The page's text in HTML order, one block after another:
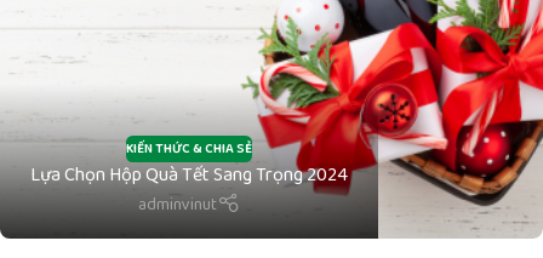
KIẾN THỨC & CHIA SẺ
Lựa Chọn Hộp Quà Tết Sang Trọng 2024
adminvinut